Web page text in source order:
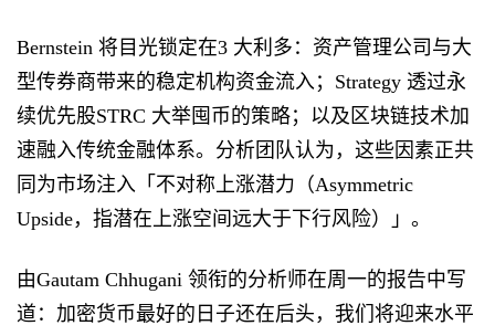
Bernstein 将目光锁定在3 大利多：资产管理公司与大
型传券商带来的稳定机构资金流入；Strategy 透过永
续优先股STRC 大举囤币的策略；以及区块链技术加
速融入传统金融体系。分析团队认为，这些因素正共
同为市场注入「不对称上涨潜力（Asymmetric
Upside，指潜在上涨空间远大于下行风险）」。
由Gautam Chhugani 领衔的分析师在周一的报告中写
道：加密货币最好的日子还在后头，我们将迎来水平